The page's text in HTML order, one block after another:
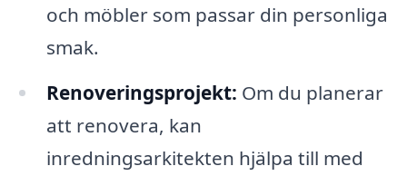
och möbler som passar din personliga
smak.
Renoveringsprojekt: Om du planerar
att renovera, kan
inredningsarkitekten hjälpa till med